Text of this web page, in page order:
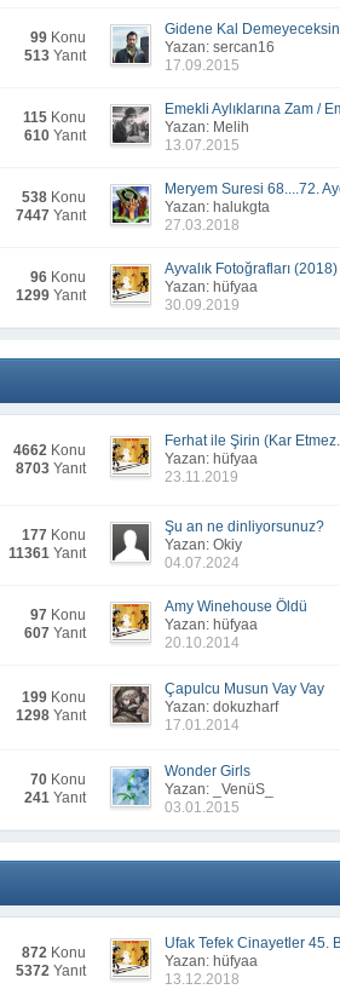
99 Konu
513 Yanıt
Gidene Kal Demeyeceksin
Yazan: sercan16
17.09.2015
115 Konu
610 Yanıt
Emekli Aylıklarına Zam /
Yazan: Melih
13.07.2015
538 Konu
7447 Yanıt
Meryem Suresi 68....72.
Yazan: halukgta
27.03.2018
96 Konu
1299 Yanıt
Ayvalık Fotoğrafları (2018)
Yazan: hüfyaa
30.09.2019
4662 Konu
8703 Yanıt
Ferhat ile Şirin (Kar
Yazan: hüfyaa
23.11.2019
177 Konu
11361 Yanıt
Şu an ne dinliyorsunuz?
Yazan: Okiy
04.07.2024
97 Konu
607 Yanıt
Amy Winehouse Öldü
Yazan: hüfyaa
20.10.2014
199 Konu
1298 Yanıt
Çapulcu Musun Vay Vay
Yazan: dokuzharf
17.01.2014
70 Konu
241 Yanıt
Wonder Girls
Yazan: _VenüS_
03.01.2015
872 Konu
5372 Yanıt
Ufak Tefek Cinayetler 45.
Yazan: hüfyaa
13.12.2018